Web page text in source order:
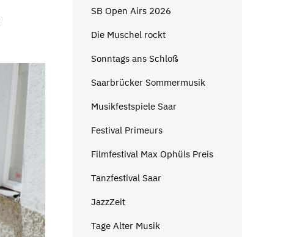
SB Open Airs 2026
Die Muschel rockt
Sonntags ans Schloß
Saarbrücker Sommermusik
Musikfestspiele Saar
Festival Primeurs
Filmfestival Max Ophüls Preis
Tanzfestival Saar
JazzZeit
Tage Alter Musik